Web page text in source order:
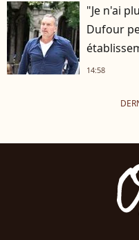
"Je n'ai
Dufour
14:58